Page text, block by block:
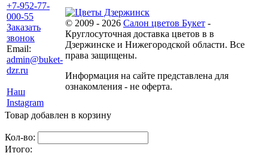
+7-952-77-
000-55
Заказать
звонок
Email:
admin@buket-
dzr.ru
Наш
Instagram
© 2009 - 2026 Салон цветов Букет -
Круглосуточная доставка цветов в в
Дзержинске и Нижегородской области. Все
права защищены.
Информация на сайте представлена для
ознакомления - не оферта.
Товар добавлен в корзину
Кол-во:
Итого: